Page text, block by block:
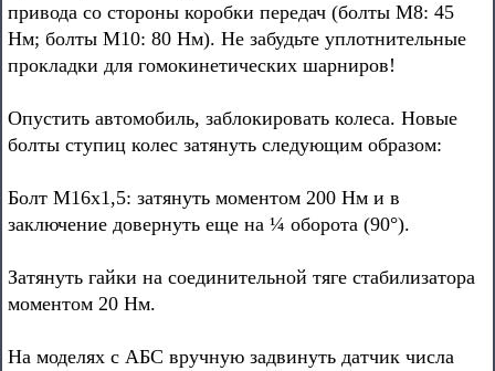
привода со стороны коробки передач (болты М8: 45
Нм; болты М10: 80 Нм). Не забудьте уплотнительные
прокладки для гомокинетических шарниров!
Опустить автомобиль, заблокировать колеса. Новые
болты ступиц колес затянуть следующим образом:
Болт М16х1,5: затянуть моментом 200 Нм и в
заключение довернуть еще на ¼ оборота (90°).
Затянуть гайки на соединительной тяге стабилизатора
моментом 20 Нм.
На моделях с АБС вручную задвинуть датчик числа